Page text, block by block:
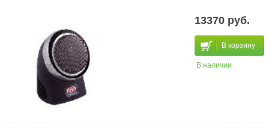
13370 руб.
В корзину
В наличии